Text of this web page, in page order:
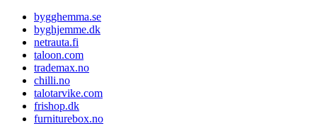
bygghemma.se
byghjemme.dk
netrauta.fi
taloon.com
trademax.no
chilli.no
talotarvike.com
frishop.dk
furniturebox.no